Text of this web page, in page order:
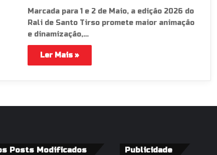
Marcada para 1 e 2 de Maio, a edição 2026 do
Rali de Santo Tirso promete maior animação
e dinamização,…
Ler Mais »
Posts Modificados Publicidade